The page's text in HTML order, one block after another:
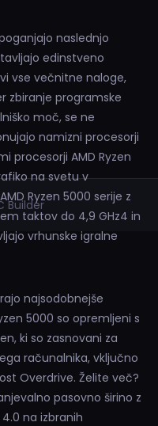
naslednjo
edinstveno
vse večnitne naloge,
zbiranje programske
moč, se ne
namizni procesorji
procesorji AMD Ryzen
na svetu v
Ryzen 5000 serije z
taktov do 4,9 GHz4 in
vrhunske igralne
najsodobnejše
5000 so opremljeni s
ki so zasnovani za
računalnika, vključno
Overdrive. Želite več?
pasovno širino z
na izbranih
Builder